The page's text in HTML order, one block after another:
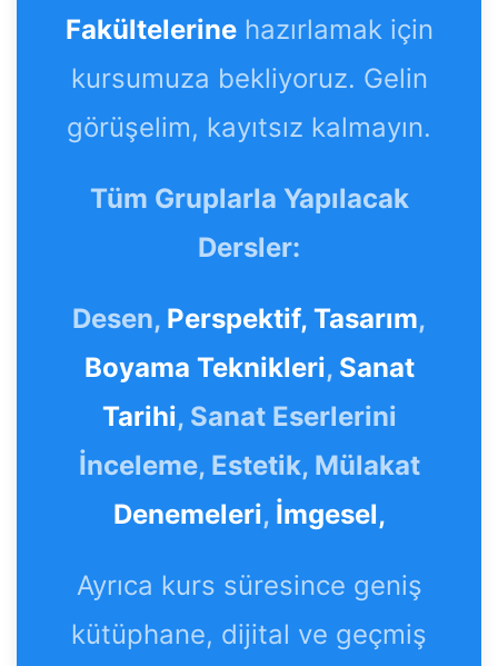
Fakültelerinehazırlamak için
kursumuza bekliyoruz. Gelin
görüşelim, kayıtsız kalmayın.
Tüm Gruplarla Yapılacak
Dersler:
Desen, Perspektif, Tasarım,
Boyama Teknikleri, Sanat
Tarihi, Sanat Eserlerini
İnceleme, Estetik, Mülakat
Denemeleri, İmgesel,
Ayrıca kurs süresince geniş
kütüphane, dijital ve geçmiş